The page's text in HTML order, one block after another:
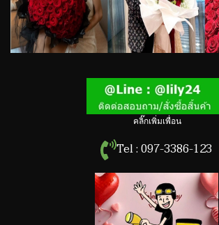
คลิ๊กเพิ่มเพื่อน
Tel : 097-3386-123